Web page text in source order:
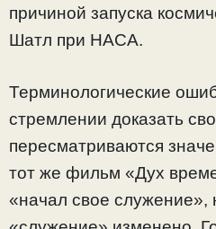
причиной запуска
Шатл при НАСА.
Терминологические
стремлении доказать
пересматриваются
тот же фильм «Дух
«начал свое служение»,